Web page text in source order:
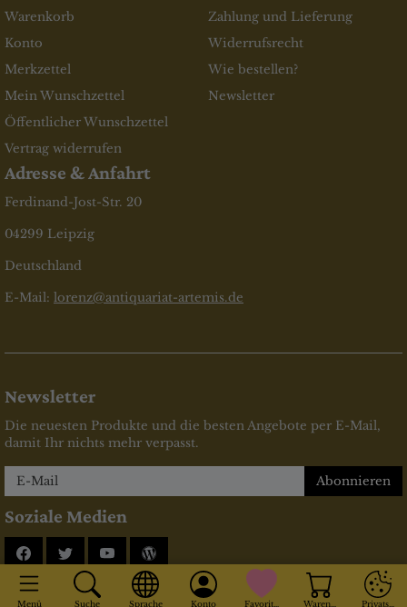
Menü Suche Sprache Konto Warenkorb
Warenkorb
Konto
Merkzettel
Mein Wunschzettel
Öffentlicher Wunschzettel
Vertrag widerrufen
Zahlung und Lieferung
Widerrufsrecht
Wie bestellen?
Newsletter
Adresse & Anfahrt
Ferdinand-Jost-Str. 20
04299 Leipzig
Deutschland
E-Mail: lorenz@antiquariat-artemis.de
Newsletter
Die neuesten Produkte und die besten Angebote per E-Mail,
damit Ihr nichts mehr verpasst.
Newsletter
Abonnieren
Soziale Medien
FacebookTwitterYouTube
Blog
* inkl. MwSt., zzgl.Versandkosten